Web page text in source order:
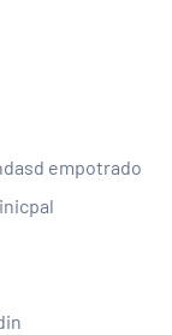
empotrado